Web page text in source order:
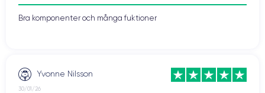
Bra komponenter och många fuktioner
Yvonne Nilsson
30/01/26